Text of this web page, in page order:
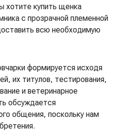
хотите купить щенка
с прозрачной племенной
всю необходимую
формируется исходя
их титулов, тестирования,
и ветеринарное
обсуждается
общения, поскольку нам